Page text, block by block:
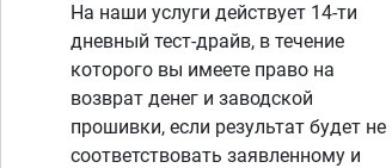
На наши услуги действует 14-ти
дневный тест-драйв, в течение
которого вы имеете право на
возврат денег и заводской
прошивки, если результат будет не
соответствовать заявленному и